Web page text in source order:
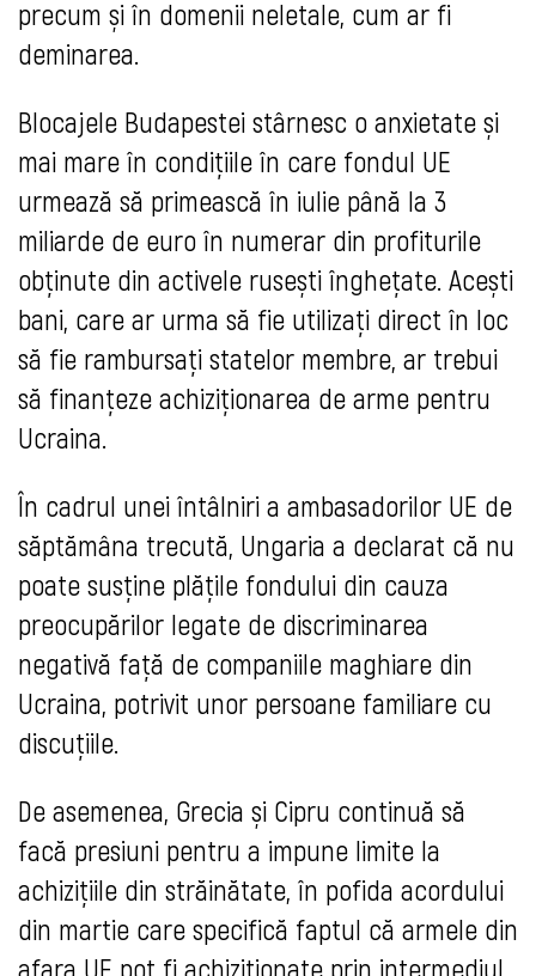
precum și în domenii neletale, cum ar fi
deminarea.
Blocajele Budapestei stârnesc o anxietate și
mai mare în condițiile în care fondul UE
urmează să primească în iulie până la 3
miliarde de euro în numerar din profiturile
obținute din activele rusești înghețate. Acești
bani, care ar urma să fie utilizați direct în loc
să fie rambursați statelor membre, ar trebui
să finanțeze achiziționarea de arme pentru
Ucraina.
În cadrul unei întâlniri a ambasadorilor UE de
săptămâna trecută, Ungaria a declarat că nu
poate susține plățile fondului din cauza
preocupărilor legate de discriminarea
negativă față de companiile maghiare din
Ucraina, potrivit unor persoane familiare cu
discuțiile.
De asemenea, Grecia și Cipru continuă să
facă presiuni pentru a impune limite la
achizițiile din străinătate, în pofida acordului
din martie care specifică faptul că armele din
afara UE pot fi achiziționate prin intermediul